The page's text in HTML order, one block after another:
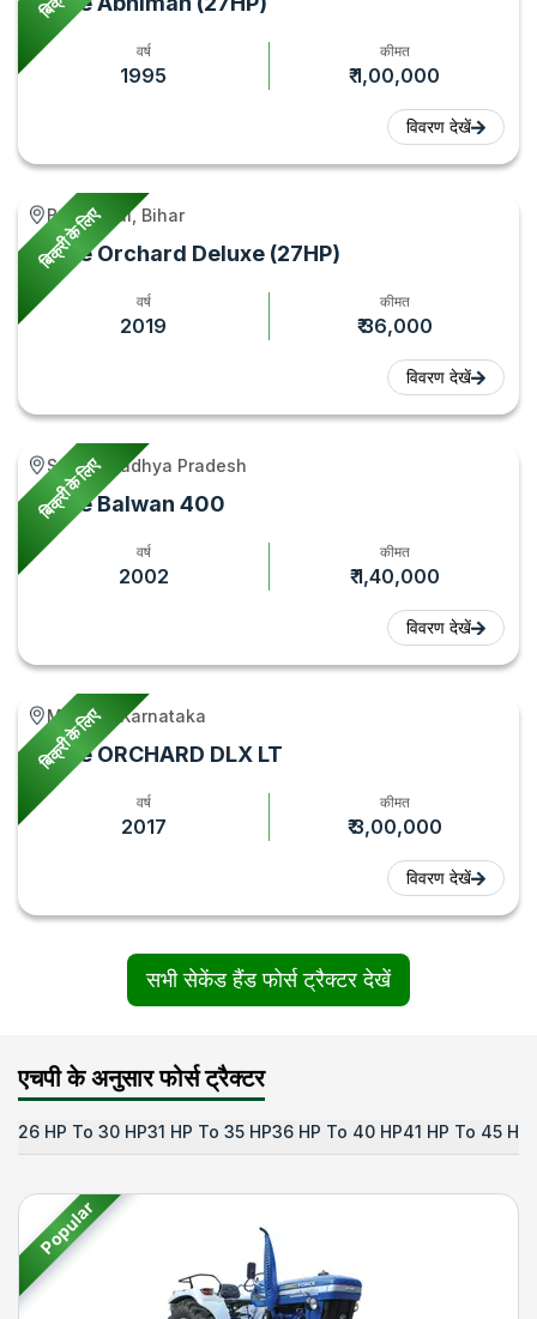
वर्ष
1995
कीमत
₹ 1,00,000
विवरण देखें
बिक्री के लिए
Begusarai, Bihar
Force Orchard Deluxe (27HP)
वर्ष
2019
कीमत
₹ 36,000
विवरण देखें
बिक्री के लिए
Seoni, Madhya Pradesh
Force Balwan 400
वर्ष
2002
कीमत
₹ 1,40,000
विवरण देखें
बिक्री के लिए
Maddur, Karnataka
Force ORCHARD DLX LT
वर्ष
2017
कीमत
₹ 3,00,000
विवरण देखें
सभी सेकेंड हैंड फोर्स ट्रैक्टर देखें
एचपी के अनुसार फोर्स ट्रैक्टर
26 HP To 30 HP31 HP To 35 HP36 HP To 40 HP41 HP To 45 HP
Popular